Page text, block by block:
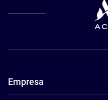
Empresa